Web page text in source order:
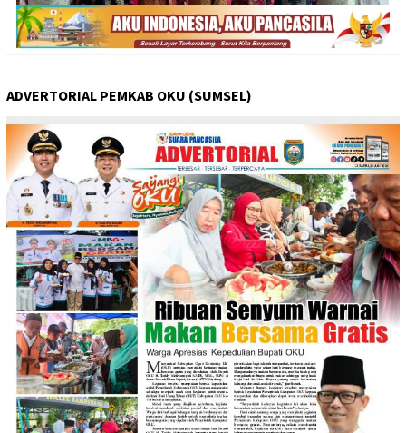
ADVERTORIAL PEMKAB OKU (SUMSEL)